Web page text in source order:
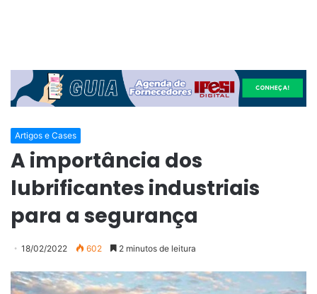
Artigos e Cases
A importância dos
lubrificantes industriais
para a segurança
18/02/2022 602 2 minutos de leitura